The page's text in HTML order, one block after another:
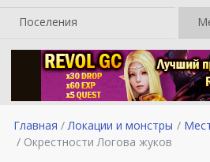
Поселения
Главная Локации и монстры
Окрестности Логова жуков